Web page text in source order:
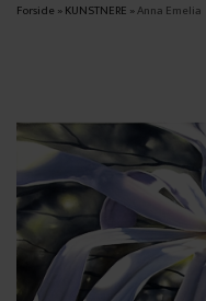
Forside »KUNSTNERE »Anna Emelia